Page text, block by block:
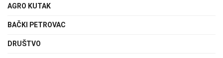
AGRO KUTAK
BAČKI PETROVAC
DRUŠTVO